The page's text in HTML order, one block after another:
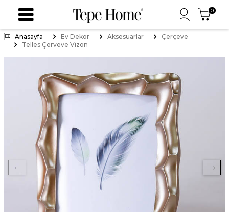
0
Anasayfa Ev Dekor Aksesuarlar
Çerçeve
Telles Çerveve Vizon